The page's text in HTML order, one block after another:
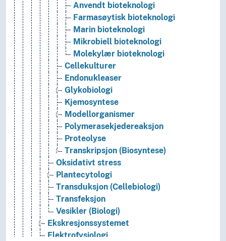
Anvendt bioteknologi
Farmasøytisk bioteknologi
Marin bioteknologi
Mikrobiell bioteknologi
Molekylær bioteknologi
Cellekulturer
Endonukleaser
Glykobiologi
Kjemosyntese
Modellorganismer
Polymerasekjedereaksjon
Proteolyse
Transkripsjon (Biosyntese)
Oksidativt stress
Plantecytologi
Transduksjon (Cellebiologi)
Transfeksjon
Vesikler (Biologi)
Ekskresjonssystemet
Elektrofysiologi